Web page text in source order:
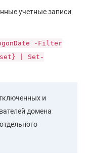
учетные записи
-Filter
| Set-
и
домена